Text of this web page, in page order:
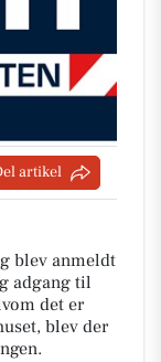
artikel
blev anmeldt
adgang til
det er
blev der